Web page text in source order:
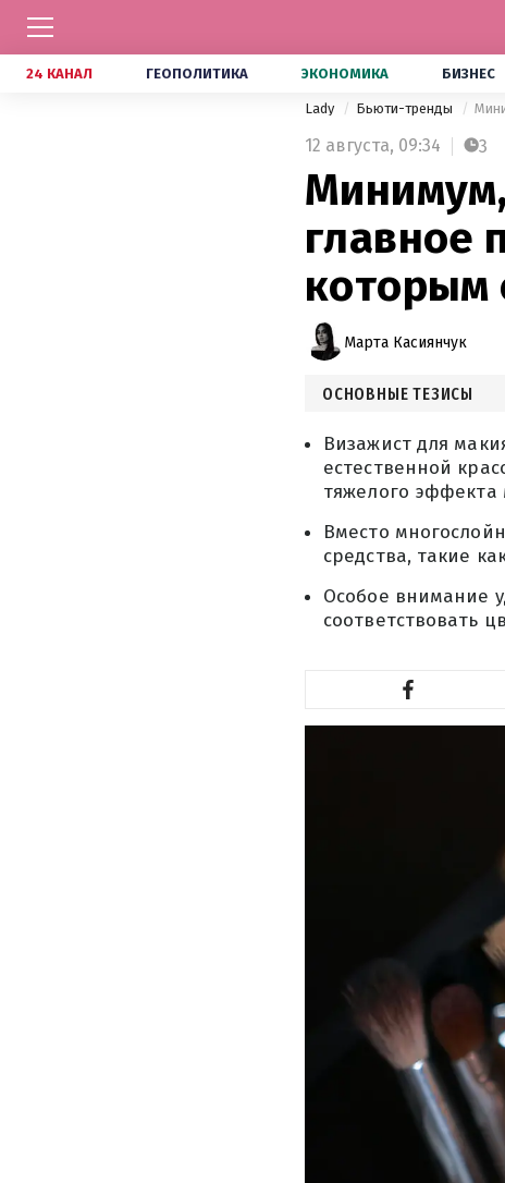
24 КАНАЛ ГЕОПОЛИТИКА ЭКОНОМИКА БИЗНЕС
Lady Бьюти-тренды
12 августа, 09:34 3
главное
которым
Марта Касиянчук
ОСНОВНЫЕ ТЕЗИСЫ
Визажист для
естественной
тяжелого эффекта
Вместо
средства, такие
Особое внимание
соответствовать